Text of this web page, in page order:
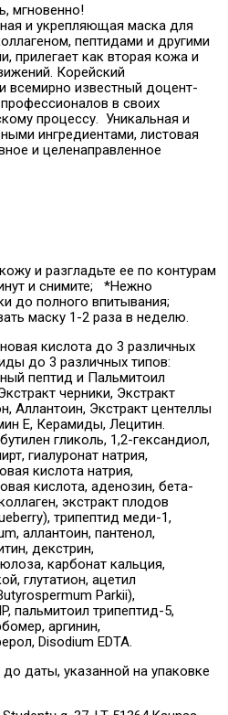
мгновенно!
и укрепляющая маска для
пептидами и другими
прилегает как вторая кожа и
Корейский
всемирно известный доцент-
в своих
процессу. Уникальная и
ингредиентами, листовая
и целенаправленное
и разгладьте ее по контурам
и снимите; *Нежно
до полного впитывания;
маску 1-2 раза в неделю.
кислота до 3 различных
до 3 различных типов:
пептид и Пальмитоил
черники, Экстракт
Аллантоин, Экстракт центеллы
Е, Керамиды, Лецитин.
гликоль, 1,2-гександиол,
гиалуронат натрия,
кислота натрия,
кислота, аденозин, бета-
экстракт плодов
трипептид меди-1,
аллантоин, пантенол,
декстрин,
карбонат кальция,
глутатион, ацетил
Parkii),
пальмитоил трипептид-5,
аргинин,
Disodium EDTA.
даты, указанной на упаковке